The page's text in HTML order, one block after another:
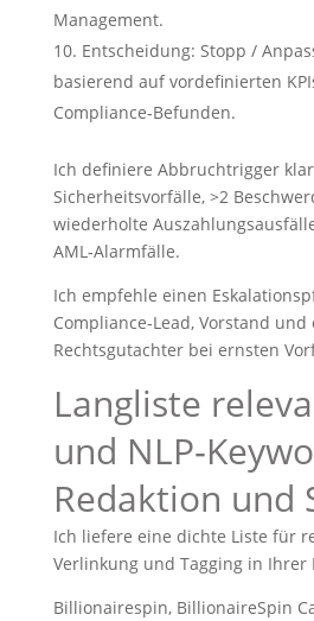
Management.
Entscheidung: Stopp /
basierend auf vordefinierten
Compliance‑Befunden.
Ich definiere Abbruchtrigger
Sicherheitsvorfälle, >2
wiederholte
AML‑Alarmfälle.
Ich empfehle einen
Compliance‑Lead, Vorstand und
Rechtsgutachter bei ernsten
Langliste
und
Redaktion und
Ich liefere eine dichte Liste für
Verlinkung und Tagging in Ihrer
Billionairespin, BillionaireSpin